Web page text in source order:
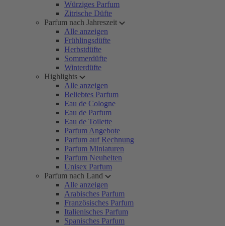
Würziges Parfum
Zitrische Düfte
Parfum nach Jahreszeit
Alle anzeigen
Frühlingsdüfte
Herbstdüfte
Sommerdüfte
Winterdüfte
Highlights
Alle anzeigen
Beliebtes Parfum
Eau de Cologne
Eau de Parfum
Eau de Toilette
Parfum Angebote
Parfum auf Rechnung
Parfum Miniaturen
Parfum Neuheiten
Unisex Parfum
Parfum nach Land
Alle anzeigen
Arabisches Parfum
Französisches Parfum
Italienisches Parfum
Spanisches Parfum